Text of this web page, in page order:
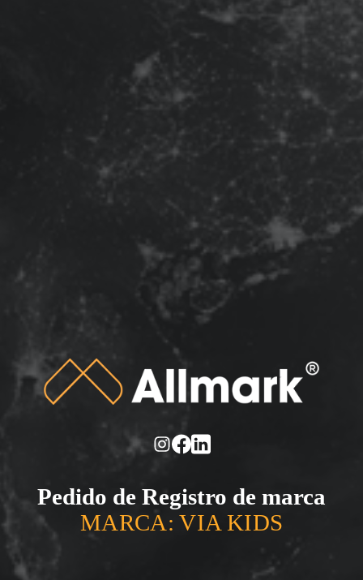
Pedido de Registro de marca
MARCA: VIA KIDS